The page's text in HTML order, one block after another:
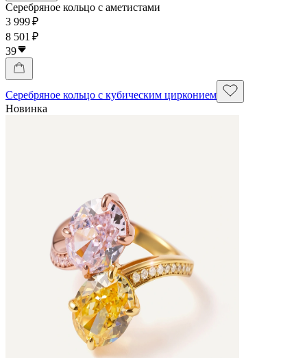
Серебряное кольцо с аметистами
3 999 ₽
8 501 ₽
39
Серебряное кольцо с кубическим цирконием
Новинка